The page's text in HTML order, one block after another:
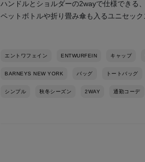
ハンドルとショルダーの2wayで仕様できる、
ペットボトルや折り畳み傘も入るユニセック
エントワフェイン ENTWURFEIN キャップ
BARNEYS NEW YORK バッグ トートバッグ
シンプル 秋冬シーズン 2WAY 通勤コーデ